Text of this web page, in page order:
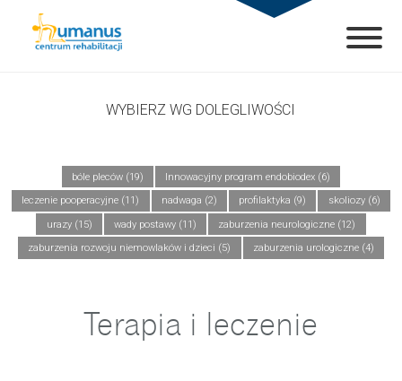
WYBIERZ WG DOLEGLIWOŚCI
bóle pleców (19) Innowacyjny program endobiodex (6)
leczenie pooperacyjne (11) nadwaga (2) profilaktyka (9) skoliozy (6)
urazy (15) wady postawy (11) zaburzenia neurologiczne (12)
zaburzenia rozwoju niemowlaków i dzieci (5) zaburzenia urologiczne (4)
Terapia i leczenie